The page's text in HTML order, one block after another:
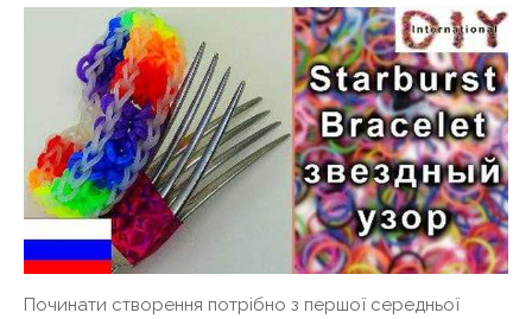
Починати створення потрібно з першої середньої